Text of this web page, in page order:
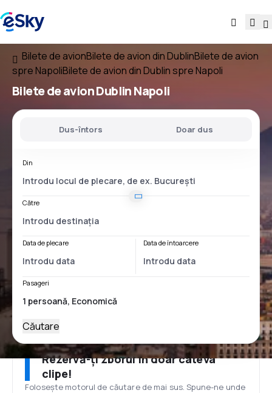
Bilete de avionBilete de avion din DublinBilete de avion
spre NapoliBilete de avion din Dublin spre Napoli
Bilete de avionDublin Napoli
Dus-întors Doar dus
Din
Către
Data de plecare Data de întoarcere
Pasageri
Căutare
Rezervă-ți zborul în doar câteva
clipe!
Folosește motorul de căutare de mai sus. Spune-ne unde